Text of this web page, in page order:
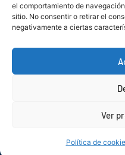
el comportamiento de
sitio. No consentir o retirar el
negativamente a ciertas
Ver
Política de
Política de privacidad